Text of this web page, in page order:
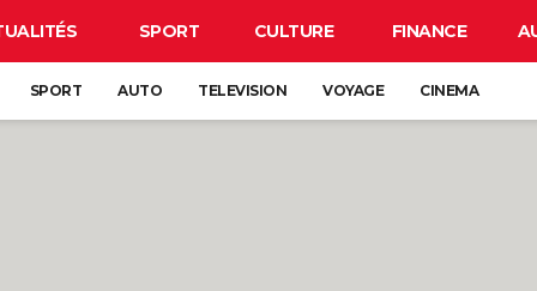
SPORT CULTURE FINANCE
SPORT AUTO TELEVISION VOYAGE CINEMA